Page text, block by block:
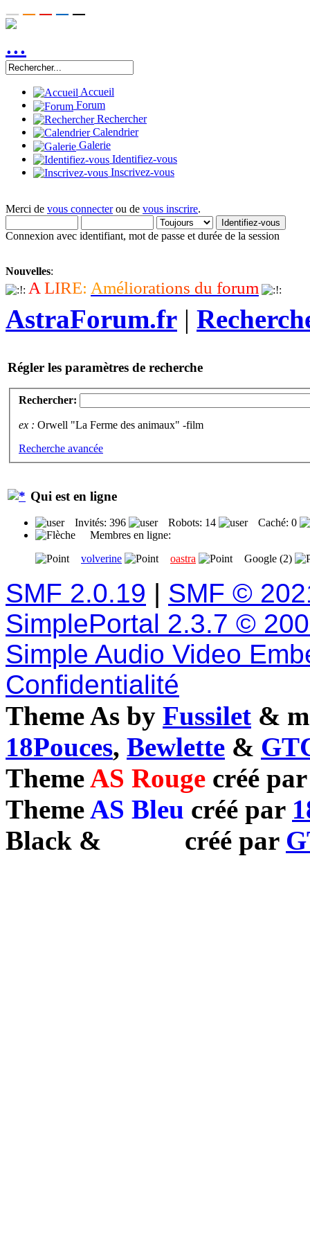
Accueil
Forum
Rechercher
Calendrier
Galerie
Identifiez-vous
Inscrivez-vous
Merci de vous connecterou de vous inscrire.
Connexion avec identifiant, mot de passe et durée de la session
Nouvelles:
A LIRE: Améliorations du forum
AstraForum.fr |
Régler les paramètres de recherche
Rechercher:
ex : Orwell "La Ferme des animaux" -film
Recherche avancée
Qui est en ligne
Invités: 396 Robots: 14
Caché: 0
Membres en ligne:
volverine
oastra Google (2)
SMF 2.0.19 | SMF ©
SimplePortal 2.3.7 ©
Simple Audio Video
Confidentialité
Theme As by Fussilet &
18Pouces, Bewlette &
ThemeAS Rouge créé
ThemeAS Bleu créé par
Black & créé par